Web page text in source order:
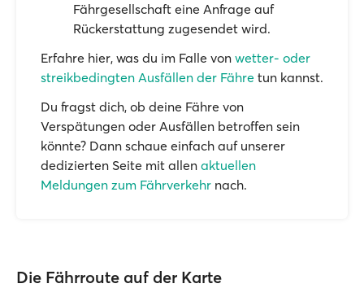
Fährgesellschaft eine Anfrage auf
Rückerstattung zugesendet wird.
Erfahre hier, was du im Falle von wetter- oder
streikbedingten Ausfällen der Fähre tun kannst.
Du fragst dich, ob deine Fähre von
Verspätungen oder Ausfällen betroffen sein
könnte? Dann schaue einfach auf unserer
dedizierten Seite mit allen aktuellen
Meldungen zum Fährverkehr nach.
Die Fährroute auf der Karte